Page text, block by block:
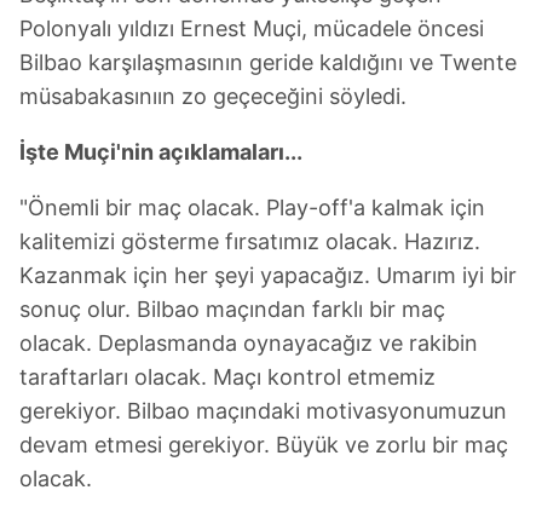
ilgili mevzuata uygun olarak kullanılan çerezlerle ilgili bilgi
almak için lütfentıklayınız
Polonyalı yıldızı Ernest Muçi, mücadele öncesi
Bilbao karşılaşmasının geride kaldığını ve Twente
müsabakasınıın zo geçeceğini söyledi.
İşte Muçi'nin açıklamaları...
"Önemli bir maç olacak. Play-off'a kalmak için
kalitemizi gösterme fırsatımız olacak. Hazırız.
Kazanmak için her şeyi yapacağız. Umarım iyi bir
sonuç olur. Bilbao maçından farklı bir maç
olacak. Deplasmanda oynayacağız ve rakibin
taraftarları olacak. Maçı kontrol etmemiz
gerekiyor. Bilbao maçındaki motivasyonumuzun
devam etmesi gerekiyor. Büyük ve zorlu bir maç
olacak.